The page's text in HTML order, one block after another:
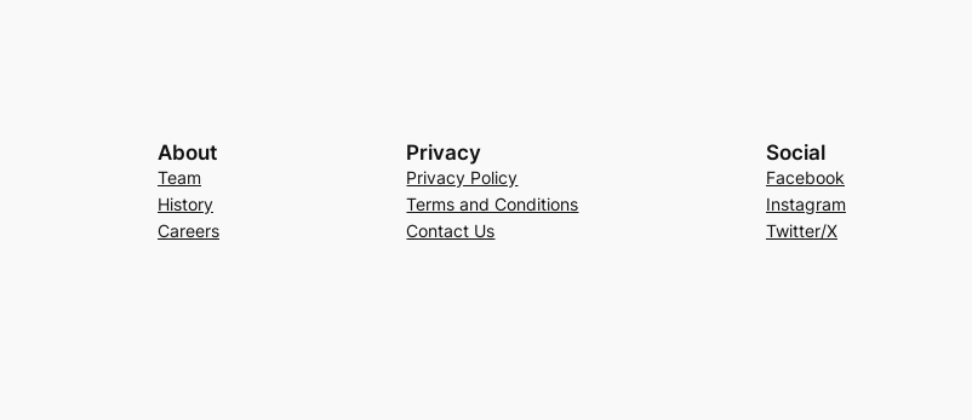
About
Team
History
Careers
Privacy
Privacy Policy
Terms and Conditions
Contact Us
Social
Facebook
Instagram
Twitter/X